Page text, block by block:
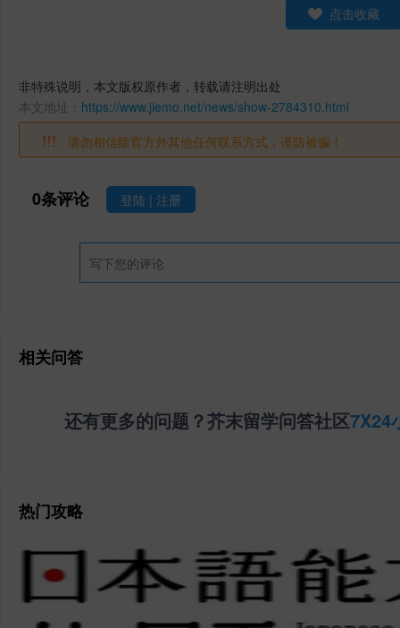
点击收藏
非特殊说明，本文版权原作者，转载请注明出处
本文地址： https://www.jiemo.net/news/show-2784310.html
请勿相信除官方外其他任何联系方式，谨防被骗！
0条评论 登陆 | 注册
相关问答
还有更多的问题？芥末留学问答社区7X24
热门攻略